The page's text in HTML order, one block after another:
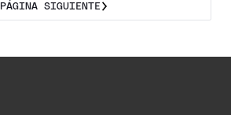
PÁGINA SIGUIENTE